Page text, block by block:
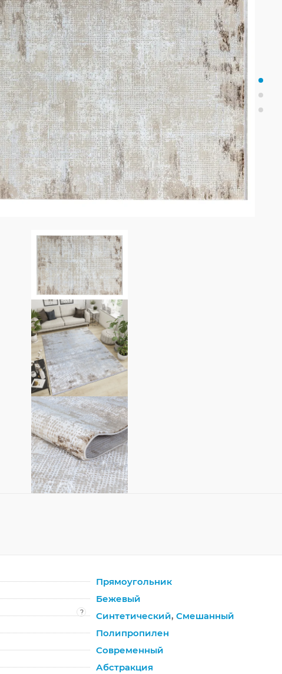
Прямоугольник
Бежевый
? Синтетический, Смешанный
Полипропилен
Современный
Абстракция